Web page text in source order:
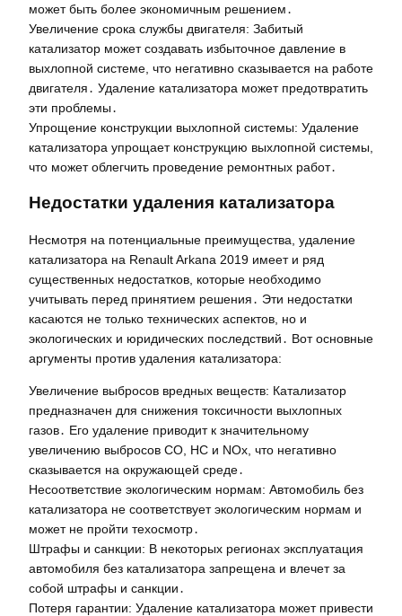
может быть более экономичным решением․
Увеличение срока службы двигателя: Забитый
катализатор может создавать избыточное давление в
выхлопной системе, что негативно сказывается на работе
двигателя․ Удаление катализатора может предотвратить
эти проблемы․
Упрощение конструкции выхлопной системы: Удаление
катализатора упрощает конструкцию выхлопной системы,
что может облегчить проведение ремонтных работ․
Недостатки удаления катализатора
Несмотря на потенциальные преимущества, удаление
катализатора на Renault Arkana 2019 имеет и ряд
существенных недостатков, которые необходимо
учитывать перед принятием решения․ Эти недостатки
касаются не только технических аспектов, но и
экологических и юридических последствий․ Вот основные
аргументы против удаления катализатора:
Увеличение выбросов вредных веществ: Катализатор
предназначен для снижения токсичности выхлопных
газов․ Его удаление приводит к значительному
увеличению выбросов CO, HC и NOx, что негативно
сказывается на окружающей среде․
Несоответствие экологическим нормам: Автомобиль без
катализатора не соответствует экологическим нормам и
может не пройти техосмотр․
Штрафы и санкции: В некоторых регионах эксплуатация
автомобиля без катализатора запрещена и влечет за
собой штрафы и санкции․
Потеря гарантии: Удаление катализатора может привести